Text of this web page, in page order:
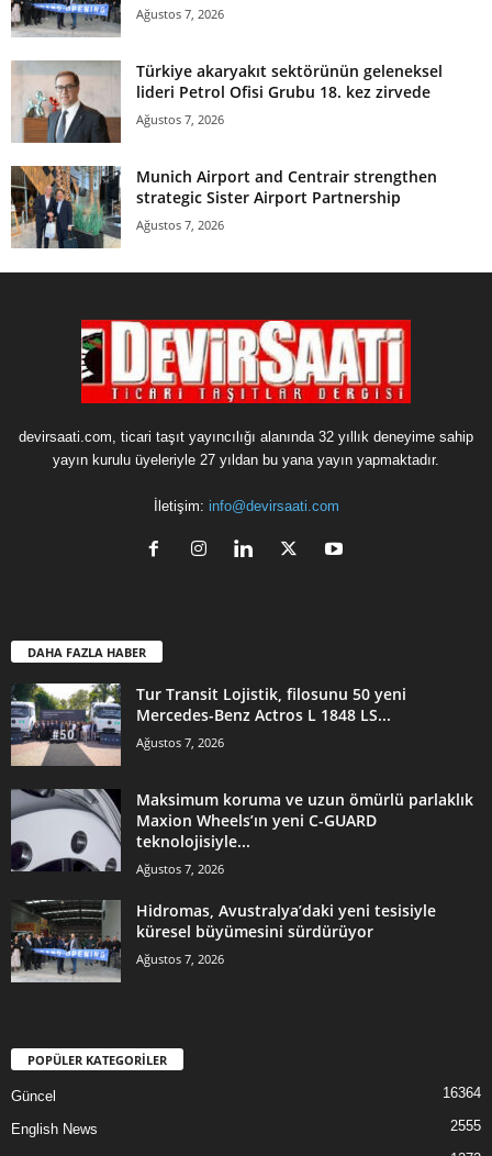
Ağustos 7, 2026
Türkiye akaryakıt sektörünün geleneksel
lideri Petrol Ofisi Grubu 18. kez zirvede
Ağustos 7, 2026
Munich Airport and Centrair strengthen
strategic Sister Airport Partnership
Ağustos 7, 2026
devirsaati.com, ticari taşıt yayıncılığı alanında 32 yıllık deneyime sahip
yayın kurulu üyeleriyle 27 yıldan bu yana yayın yapmaktadır.
İletişim: info@devirsaati.com
DAHA FAZLA HABER
Tur Transit Lojistik, filosunu 50 yeni
Mercedes-Benz Actros L 1848 LS...
Ağustos 7, 2026
Maksimum koruma ve uzun ömürlü parlaklık
Maxion Wheels’ın yeni C-GUARD
teknolojisiyle...
Ağustos 7, 2026
Hidromas, Avustralya’daki yeni tesisiyle
küresel büyümesini sürdürüyor
Ağustos 7, 2026
POPÜLER KATEGORİLER
Güncel 16364
English News 2555